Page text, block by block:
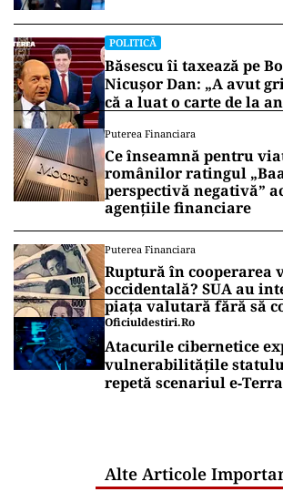
POLITICĂ
Băsescu îi taxează pe
Nicușor Dan: „A avut
că a luat o carte de la
Puterea Financiara
Ce înseamnă pentru
românilor ratingul
perspectivă negativă”
agențiile financiare
Puterea Financiara
Ruptură în cooperarea
occidentală? SUA au
piața valutară fără să
Oficiuldestiri.ro
Atacurile cibernetice
vulnerabilitățile
repetă scenariul
Alte Articole